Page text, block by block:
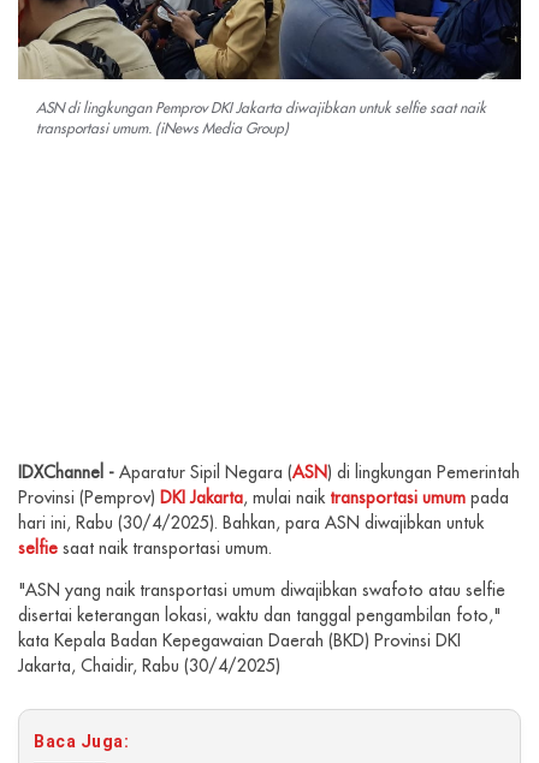
ASN di lingkungan Pemprov DKI Jakarta diwajibkan untuk selfie saat naik
transportasi umum. (iNews Media Group)
IDXChannel - Aparatur Sipil Negara (ASN) di lingkungan Pemerintah
Provinsi (Pemprov) DKI Jakarta, mulai naik transportasi umum pada
hari ini, Rabu (30/4/2025). Bahkan, para ASN diwajibkan untuk
selfie saat naik transportasi umum.
"ASN yang naik transportasi umum diwajibkan swafoto atau selfie
disertai keterangan lokasi, waktu dan tanggal pengambilan foto,"
kata Kepala Badan Kepegawaian Daerah (BKD) Provinsi DKI
Jakarta, Chaidir, Rabu (30/4/2025)
Baca Juga: